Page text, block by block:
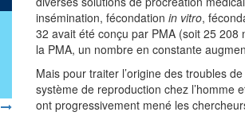
insémination, fécondation in vitro,
32 avait été conçu par PMA (soit 25
la PMA, un nombre en constante
Mais pour traiter l’origine des troubles
système de reproduction chez l’homme
ont progressivement mené les